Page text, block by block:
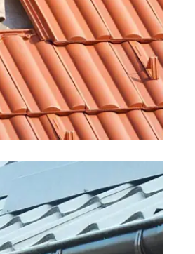
COUVREUR